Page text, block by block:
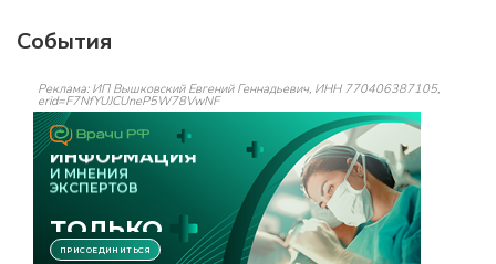
События
Реклама: ИП Вышковский Евгений Геннадьевич, ИНН 770406387105,
erid=F7NfYUJCUneP5W78VwNF